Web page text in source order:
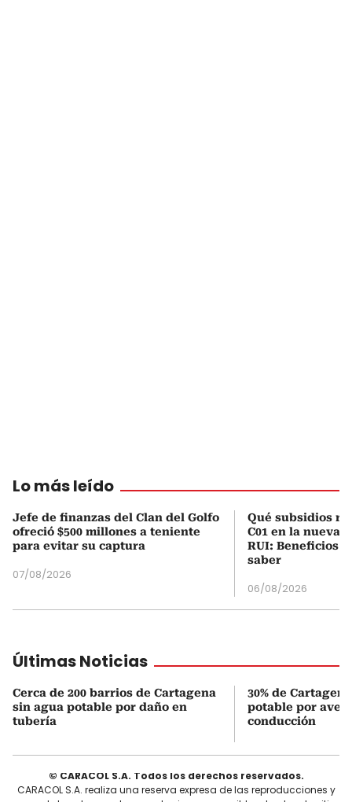
Lo más leído
Jefe de finanzas del Clan del Golfo
ofreció $500 millones a teniente
para evitar su captura
07/08/2026
Qué subsidios
C01 en la nueva
RUI: Beneficios
saber
06/08/2026
Últimas Noticias
Cerca de 200 barrios de Cartagena
sin agua potable por daño en
tubería
30% de
potable por
conducción
© CARACOL S.A. Todos los derechos reservados.
CARACOL S.A. realiza una reserva expresa de las reproducciones y